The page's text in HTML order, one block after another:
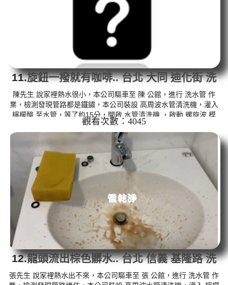
11.旋鈕一撥就有咖啡.. 台北 大同 迪化街 洗
水管
陳先生 說家裡熱水很小，本公司驅車至 陳 公館，進行 洗水管 作
業，檢測發現管路都是鐵鏽，本公司裝設 高周波水管清洗機，灌入
檸檬酸 至水管，等了約15分，開啟 水管清洗機 ，啟動 螺旋波 模
式，一洗就流出髒水，突然變成咖啡，二個多小時後，出水量恢復
了。 如是自來水，如水管老化，會產生鐵鏽跟泥沙堆積，洗出來的
水就會是咖啡色，地下水含有氧化錳，管壁上會結成黑色管垢，洗
出來的水會跟石油一樣黑，有些洗出綠色的水，是因為裡面有銅的
物質，生鏽產生銅綠，如是藍色的水，是因為水龍頭合金的養化造
成，有些水...
觀看次數：4045
12.龍頭流出棕色髒水.. 台北 信義 基隆路 洗
水管
張先生 說家裡熱水出不來，本公司驅車至 張 公館，進行 洗水管 作